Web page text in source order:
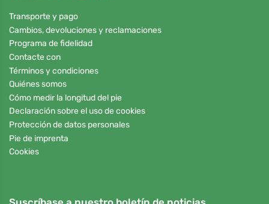
Transporte y pago
Cambios, devoluciones y reclamaciones
Programa de fidelidad
Contacte con
Términos y condiciones
Quiénes somos
Cómo medir la longitud del pie
Declaración sobre el uso de cookies
Protección de datos personales
Pie de imprenta
Cookies